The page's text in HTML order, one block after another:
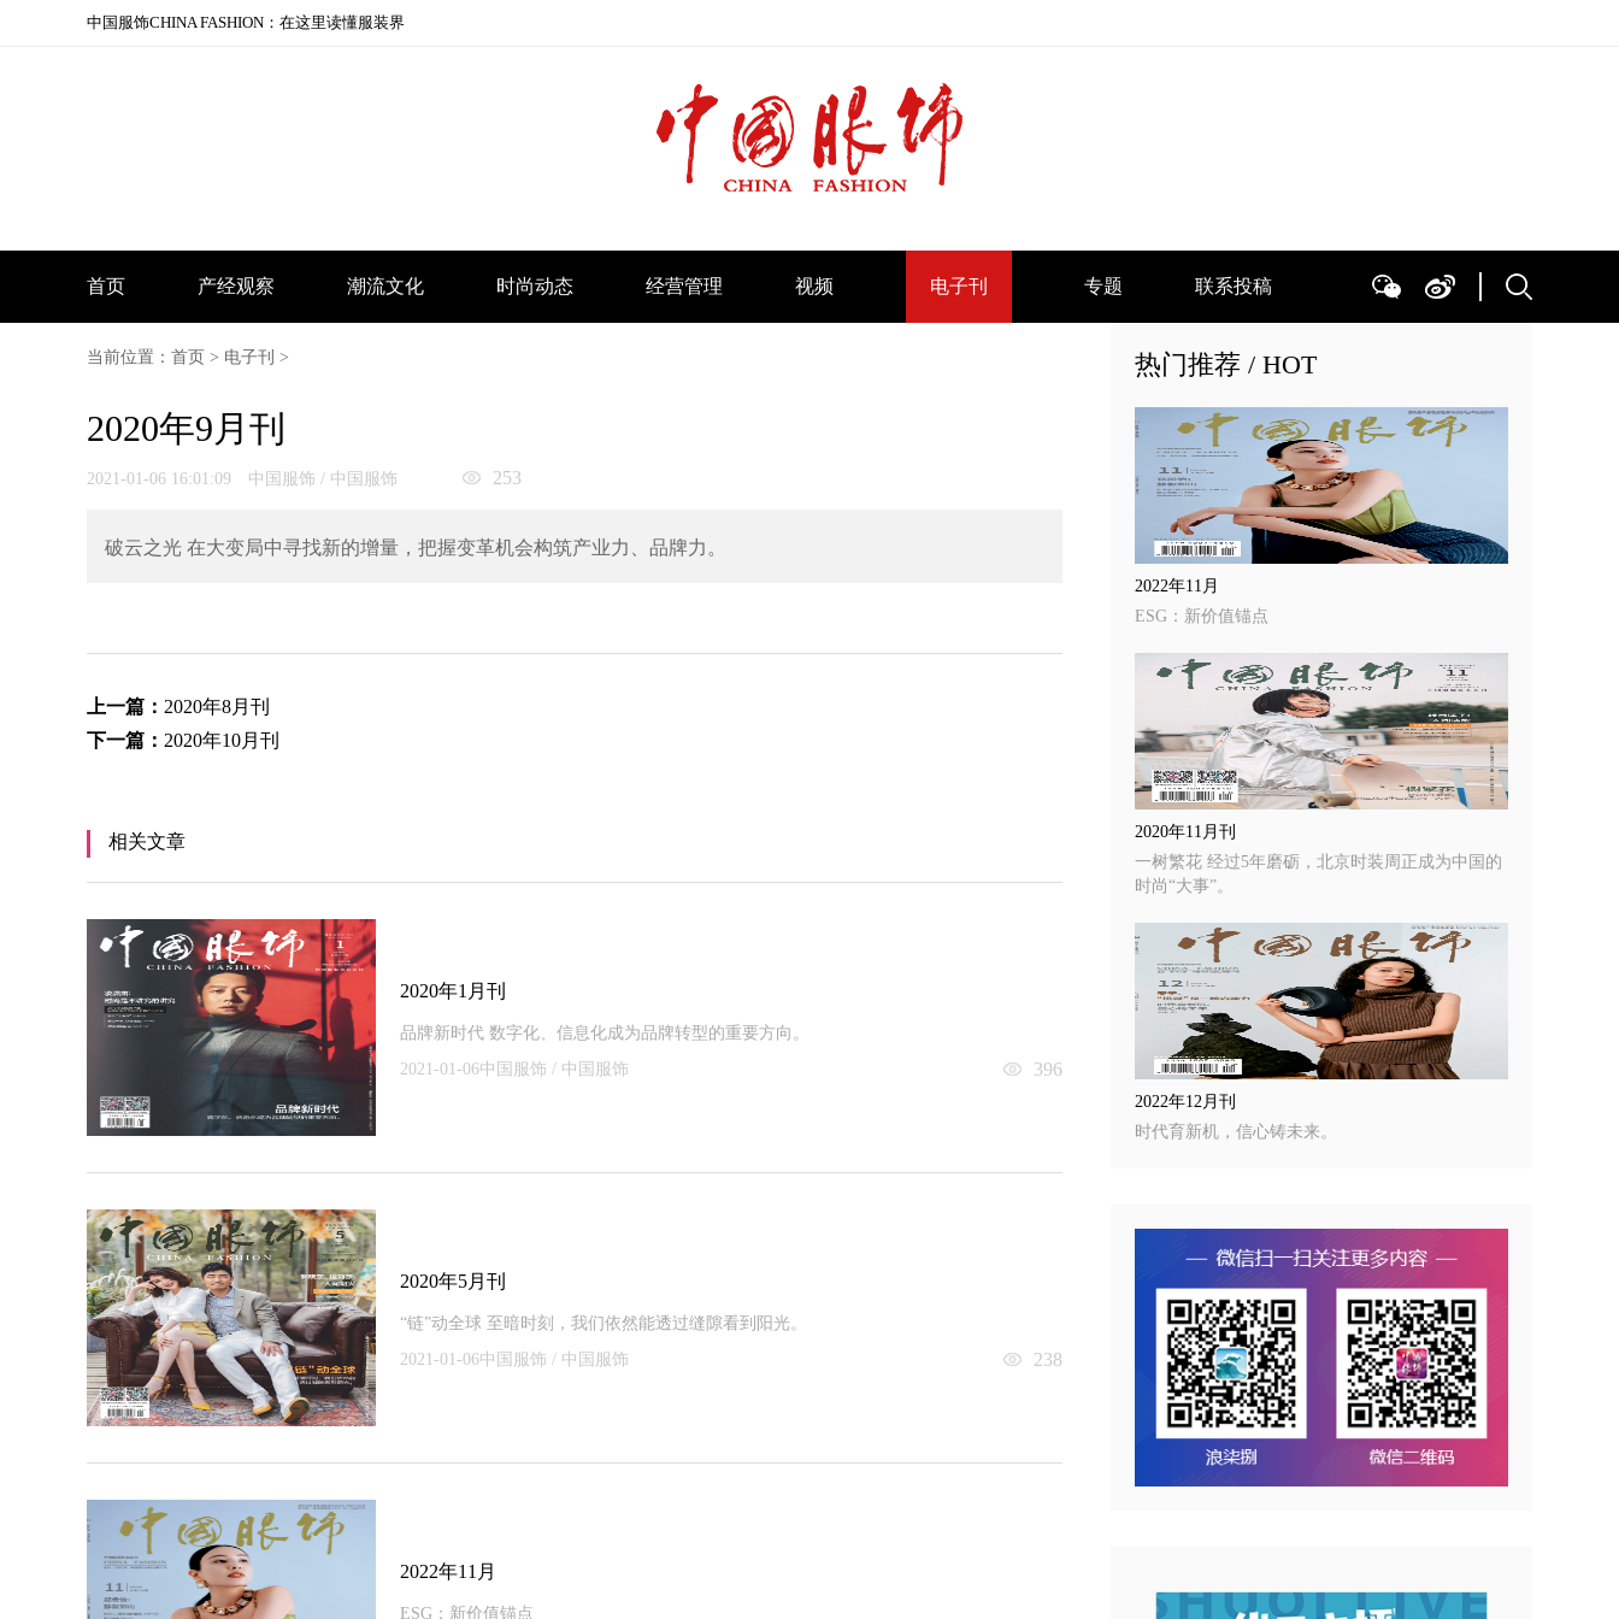
中国服饰CHINA FASHION：在这里读懂服装界
首页 产经观察 潮流文化 时尚动态 经营管理 视频 电子刊 专题 联系投稿
当前位置： 首页 > 电子刊 >
2020年9月刊
2021-01-06 16:01:09 中国服饰 / 中国服饰 253
破云之光 在大变局中寻找新的增量，把握变革机会构筑产业力、品牌力。
上一篇： 2020年8月刊
下一篇： 2020年10月刊
相关文章
2020年1月刊
品牌新时代 数字化、信息化成为品牌转型的重要方向。
2021-01-06中国服饰 / 中国服饰
396
2020年5月刊
“链”动全球 至暗时刻，我们依然能透过缝隙看到阳光。
2021-01-06中国服饰 / 中国服饰
238
2022年11月
ESG：新价值锚点
热门推荐 / HOT
2022年11月
ESG：新价值锚点
2020年11月刊
一树繁花 经过5年磨砺，北京时装周正成为中国的
时尚“大事”。
2022年12月刊
时代育新机，信心铸未来。